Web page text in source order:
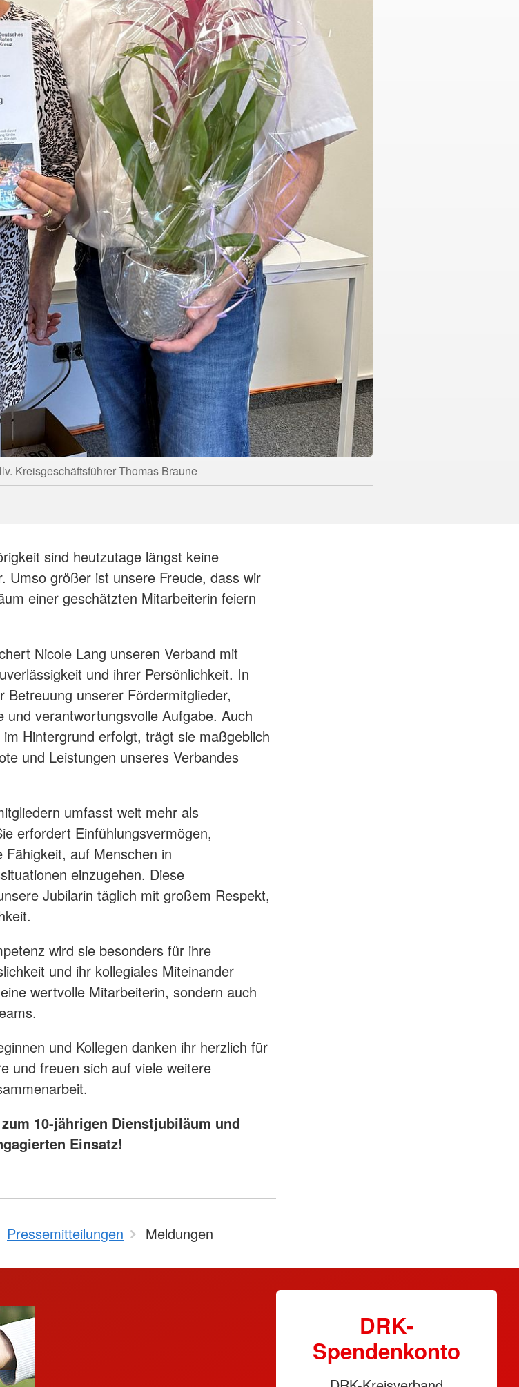
Kreisgeschäftsführer Thomas Braune
sind heutzutage längst keine
Umso größer ist unsere Freude, dass wir
einer geschätzten Mitarbeiterin feiern
Nicole Lang unseren Verband mit
und ihrer Persönlichkeit. In
Betreuung unserer Fördermitglieder,
und verantwortungsvolle Aufgabe. Auch
Hintergrund erfolgt, trägt sie maßgeblich
und Leistungen unseres Verbandes
umfasst weit mehr als
erfordert Einfühlungsvermögen,
auf Menschen in
einzugehen. Diese
Jubilarin täglich mit großem Respekt,
wird sie besonders für ihre
und ihr kollegiales Miteinander
wertvolle Mitarbeiterin, sondern auch
und Kollegen danken ihr herzlich für
und freuen sich auf viele weitere
10-jährigen Dienstjubiläum und
Einsatz!
Pressemitteilungen Meldungen
DRK-
Spendenkonto